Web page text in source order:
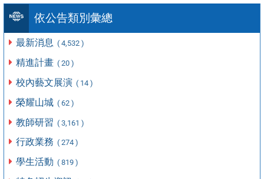
依公告類別彙總
最新消息 ( 4,532 )
精進計畫 ( 20 )
校內藝文展演 ( 14 )
榮耀山城 ( 62 )
教師研習 ( 3,161 )
行政業務 ( 274 )
學生活動 ( 819 )